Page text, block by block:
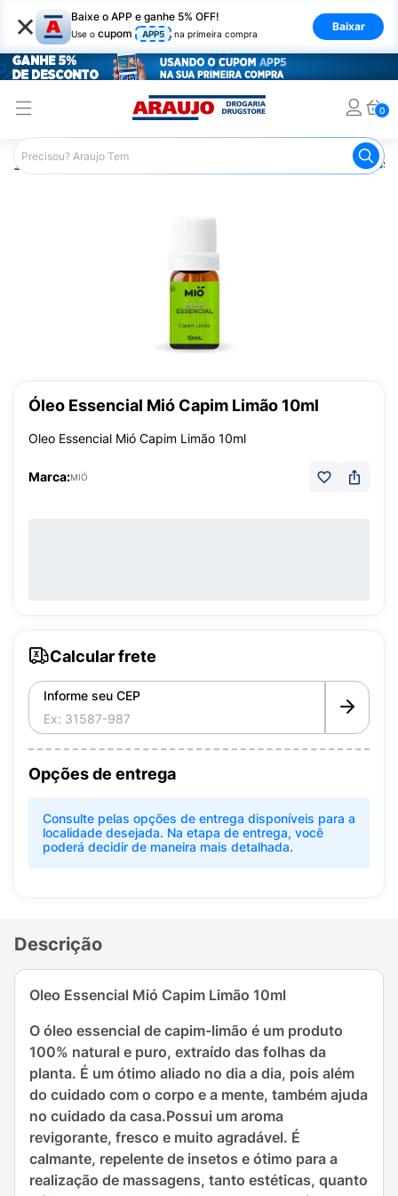
× Baixe o APP e ganhe 5% OFF!
Use o cupom APP5 na primeira compra
Baixar
0
Araujo Medicamentos Óleo
Óleo Essencial Mió Capim Limão 10ml
Oleo Essencial Mió Capim Limão 10ml
Marca:MIÓ
Calcular frete
Informe seu CEP
Opções de entrega
Consulte pelas opções de entrega disponíveis para a
localidade desejada. Na etapa de entrega, você
poderá decidir de maneira mais detalhada.
Descrição
Oleo Essencial Mió Capim Limão 10ml
O óleo essencial de capim-limão é um produto
100% natural e puro, extraído das folhas da
planta. É um ótimo aliado no dia a dia, pois além
do cuidado com o corpo e a mente, também ajuda
no cuidado da casa.Possui um aroma
revigorante, fresco e muito agradável. É
calmante, repelente de insetos e ótimo para a
realização de massagens, tanto estéticas, quanto